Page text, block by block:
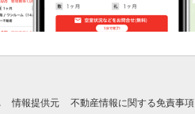
情報提供元 不動産情報に関する免責事項